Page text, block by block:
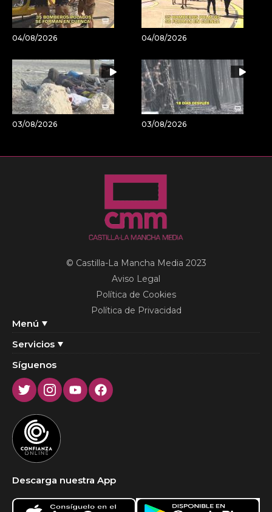
04/08/2026 04/08/2026
03/08/2026 03/08/2026
Menú
Servicios
© Castilla-La Mancha Media 2023
Aviso Legal
Política de Cookies
Política de Privacidad
Síguenos
TwitterInstagram
YoutubeFacebook
Descarga nuestra App